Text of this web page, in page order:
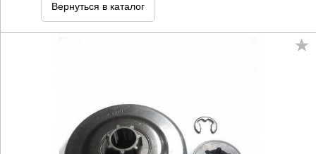
Вернуться в каталог